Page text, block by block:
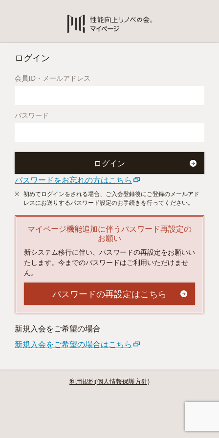
ログイン
会員ID・メールアドレス
パスワード
パスワードをお忘れの方はこちら
初めてログインをされる場合、ご入会登録後にご登録のメールアド
レスにお送りするパスワード設定のお手続きを行ってください。
マイページ機能追加に伴うパスワード再設定の
お願い
新システム移行に伴い、パスワードの再設定をお願いい
たします。今までのパスワードはご利用いただけませ
ん。
パスワードの再設定はこちら
新規入会をご希望の場合
新規入会をご希望の場合はこちら
利用規約(個人情報保護方針)